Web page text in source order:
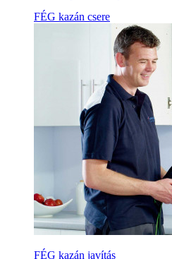
FÉG kazán csere
FÉG kazán javítás